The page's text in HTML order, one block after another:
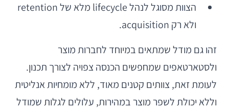
הצוות מסוגל לנהל lifecycle מלא של retention
ולא רק acquisition.
זהו גם מודל שמתאים במיוחד לחברות מוצר
ולסטארטאפים שמחפשים הכנסה צפויה לצורך תכנון.
לעומת זאת, צוותים קטנים מאוד, ללא מומחיות אנליטית
וללא יכולת לשפר מוצר במהירות, עלולים לגלות שמודל